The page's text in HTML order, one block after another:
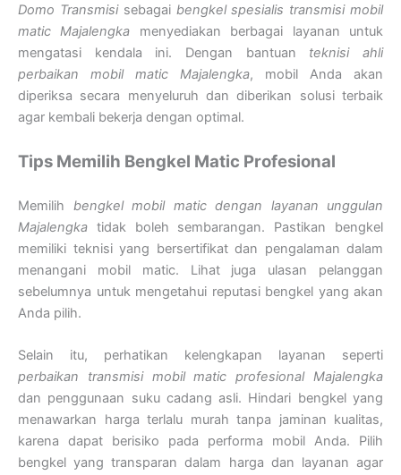
Domo Transmisisebagai bengkel spesialis transmisi mobil
matic Majalengka menyediakan berbagai layanan untuk
mengatasi kendala ini. Dengan bantuan teknisi ahli
perbaikan mobil matic Majalengka, mobil Anda akan
diperiksa secara menyeluruh dan diberikan solusi terbaik
agar kembali bekerja dengan optimal.
Tips Memilih Bengkel Matic Profesional
Memilih bengkel mobil matic dengan layanan unggulan
Majalengka tidak boleh sembarangan. Pastikan bengkel
memiliki teknisi yang bersertifikat dan pengalaman dalam
menangani mobil matic. Lihat juga ulasan pelanggan
sebelumnya untuk mengetahui reputasi bengkel yang akan
Anda pilih.
Selain itu, perhatikan kelengkapan layanan seperti
perbaikan transmisi mobil matic profesional Majalengka
dan penggunaan suku cadang asli. Hindari bengkel yang
menawarkan harga terlalu murah tanpa jaminan kualitas,
karena dapat berisiko pada performa mobil Anda. Pilih
bengkel yang transparan dalam harga dan layanan agar